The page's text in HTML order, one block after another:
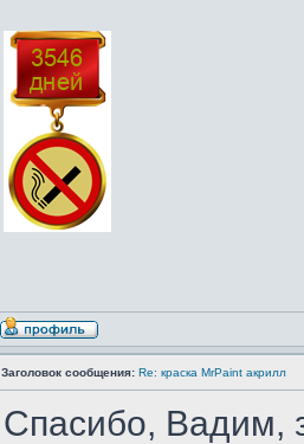
Заголовок сообщения: Re: краска MrPaint акрилл
Спасибо, Вадим,